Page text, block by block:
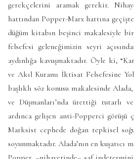
gerekçelerini aramak gerekir.
hattından Popper-Marx hattına
düğüm kitabın beşinci makalesiyle
felsefesi geleneğimizin seyri
aydınlığa kavuşmaktadır. Öyle ki,
ve Akıl Kuramı İktisat Felsefesine
başlıklı söz konusu makalesinde
ve Düşmanları’nda ürettiği tutarlı
ardınca gelişen anti-Popperci görüşü
Marksist cephede doğan tepkisel
soyunmaktadır. Alada’nın en kuşatıcı